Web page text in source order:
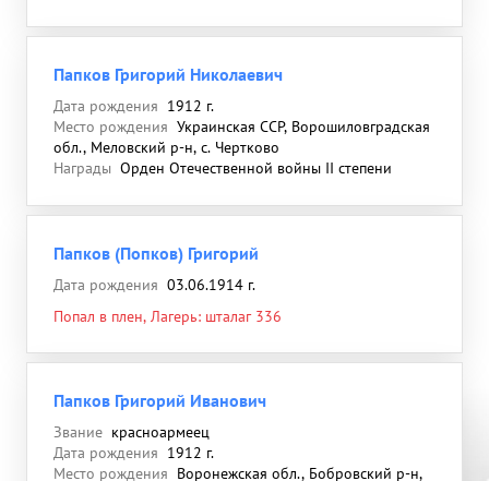
Папков Григорий Николаевич
Дата рождения 1912 г.
Место рождения Украинская ССР, Ворошиловградская
обл., Меловский р-н, с. Чертково
Награды Орден Отечественной войны II степени
Папков (Попков) Григорий
Дата рождения 03.06.1914 г.
Попал в плен, Лагерь: шталаг 336
Папков Григорий Иванович
Звание красноармеец
Дата рождения 1912 г.
Место рождения Воронежская обл., Бобровский р-н,